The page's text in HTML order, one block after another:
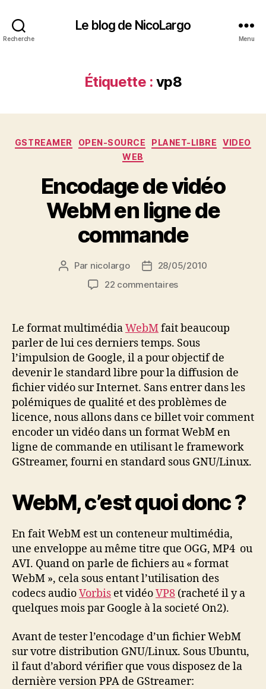
Recherche
Le blog de NicoLargo
Menu
Étiquette : vp8
Catégories
GSTREAMER OPEN-SOURCE PLANET-LIBRE
VIDEO
WEB
Encodage de vidéo
WebM en ligne de
commande
Auteur
l’article
Par nicolargo
Date
de
28/05/2010
22 commentairessur
vidéo
WebM
en
ligne
de
commande
Le format multimédiaWebMfait beaucoup
parler de lui ces derniers temps. Sous
l’impulsion de Google, il a pour objectif de
devenir le standard libre pour la diffusion de
fichier vidéo sur Internet. Sans entrer dans les
polémiques de qualité et des problèmes de
licence, nous allons dans ce billet voir comment
encoder un vidéo dans un format WebM en
ligne de commande en utilisant le framework
GStreamer, fourni en standard sous GNU/Linux.
WebM, c’est quoi donc ?
En fait WebM est un conteneur multimédia,
une enveloppe au même titre que OGG, MP4 ou
AVI. Quand on parle de fichiers au « format
WebM », cela sous entant l’utilisation des
codecs audioVorbis et vidéoVP8 (racheté il y a
quelques mois par Google à la societé On2).
Avant de tester l’encodage d’un fichier WebM
sur votre distribution GNU/Linux. Sous Ubuntu,
il faut d’abord vérifier que vous disposez de la
dernière version PPA de GStreamer: